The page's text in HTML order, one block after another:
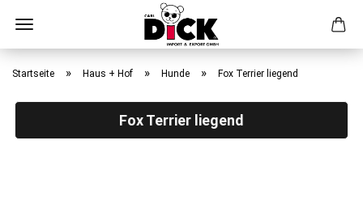
Direkt
zumStartseite » Haus + Hof » Hunde » Fox Terrier liegend
Fox Terrier liegend